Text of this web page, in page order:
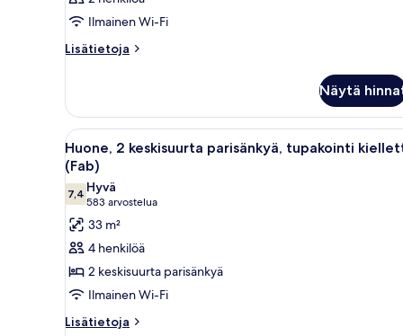
Ilmainen Wi-Fi
Lisätietoja
Lisätietoja
Näytä
Avaa
kaikki
huonetyypin
Huone,
2
keskisuurta
parisänkyä,
tupakointi
kielletty
(Fab)
Hotellihuone, jossa on kaksi
4
Huone, 2 keskisuurta parisänkyä, tupakointi
(Fab)
7,47,4 kautta 10
Hyvä
583 arvostelua
(583
arvostelua)
33 m²
4 henkilöä
2 keskisuurta parisänkyä
Ilmainen Wi-Fi
Lisätietoja
Lisätietoja